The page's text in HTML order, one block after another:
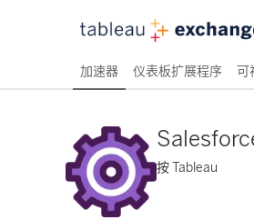
加速器 仪表板扩展程序 可
按 Tableau